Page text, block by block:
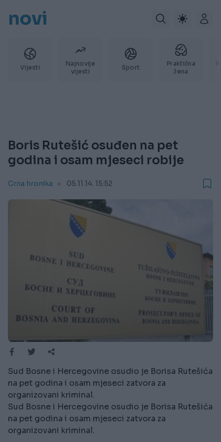
novi
Vijesti
Najnovije
vijesti
Sport
Praktična
žena
Boris Rutešić osuđen na pet
godina i osam mjeseci robije
Crna hronika 05.11.14. 15:52
Sud Bosne i Hercegovine osudio je Borisa Rutešića
na pet godina i osam mjeseci zatvora za
organizovani kriminal.
Sud Bosne i Hercegovine osudio je Borisa Rutešića
na pet godina i osam mjeseci zatvora za
organizovani kriminal.